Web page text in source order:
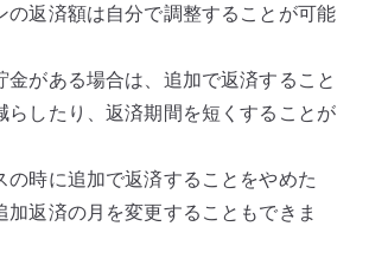
の返済額は自分で調整することが可能
金がある場合は、追加で返済すること
らしたり、返済期間を短くすることが
の時に追加で返済することをやめた
加返済の月を変更することもできま